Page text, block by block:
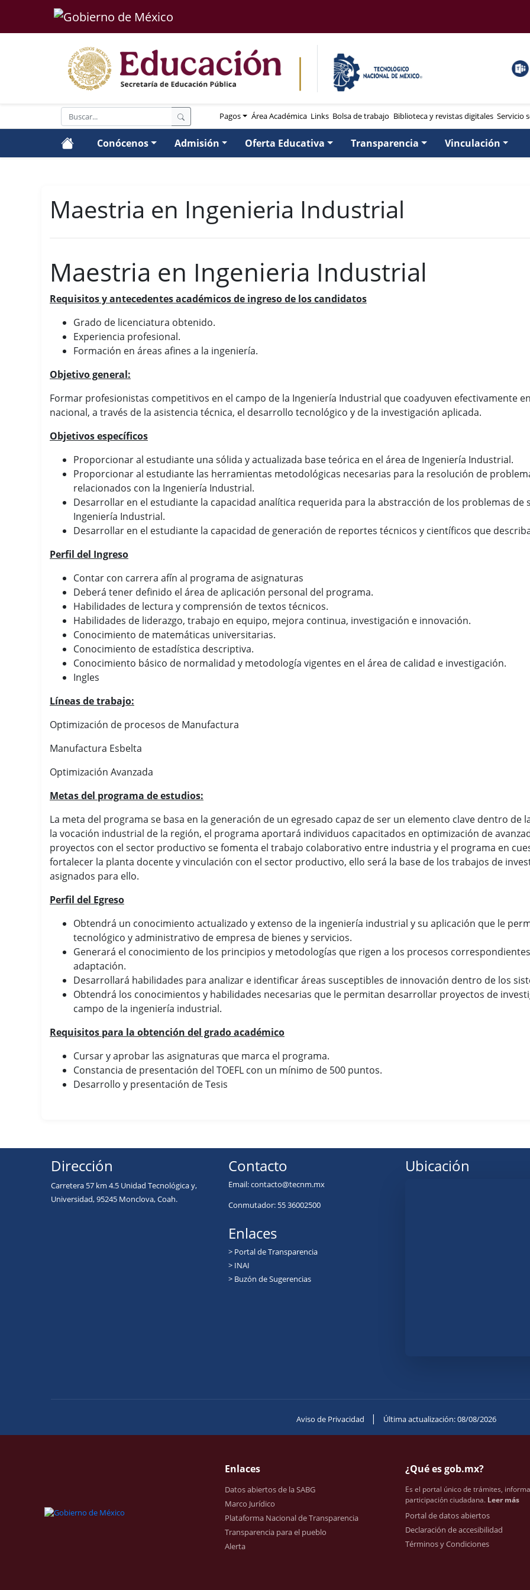
Pagos Área Académica Links Bolsa de trabajo Biblioteca y revistas digitales Servicio
Conócenos Admisión Oferta Educativa Transparencia Vinculación
Maestria en Ingenieria Industrial
Maestria en Ingenieria Industrial
Requisitos y antecedentes académicos de ingreso de los candidatos
Grado de licenciatura obtenido.
Experiencia profesional.
Formación en áreas afines a la ingeniería.
Objetivo general:
Formar profesionistas competitivos en el campo de la Ingeniería Industrial que coadyuven efectivamente
nacional, a través de la asistencia técnica, el desarrollo tecnológico y de la investigación aplicada.
Objetivos específicos
Proporcionar al estudiante una sólida y actualizada base teórica en el área de Ingeniería Industrial.
Proporcionar al estudiante las herramientas metodológicas necesarias para la resolución de
relacionados con la Ingeniería Industrial.
Desarrollar en el estudiante la capacidad analítica requerida para la abstracción de los problemas
Ingeniería Industrial.
Desarrollar en el estudiante la capacidad de generación de reportes técnicos y científicos que
Perfil del Ingreso
Contar con carrera afín al programa de asignaturas
Deberá tener definido el área de aplicación personal del programa.
Habilidades de lectura y comprensión de textos técnicos.
Habilidades de liderazgo, trabajo en equipo, mejora continua, investigación e innovación.
Conocimiento de matemáticas universitarias.
Conocimiento de estadística descriptiva.
Conocimiento básico de normalidad y metodología vigentes en el área de calidad e investigación.
Ingles
Líneas de trabajo:
Optimización de procesos de Manufactura
Manufactura Esbelta
Optimización Avanzada
Metas del programa de estudios:
La meta del programa se basa en la generación de un egresado capaz de ser un elemento clave dentro de
la vocación industrial de la región, el programa aportará individuos capacitados en optimización de
proyectos con el sector productivo se fomenta el trabajo colaborativo entre industria y el programa en
fortalecer la planta docente y vinculación con el sector productivo, ello será la base de los trabajos de
asignados para ello.
Perfil del Egreso
Obtendrá un conocimiento actualizado y extenso de la ingeniería industrial y su aplicación que le
tecnológico y administrativo de empresa de bienes y servicios.
Generará el conocimiento de los principios y metodologías que rigen a los procesos
adaptación.
Desarrollará habilidades para analizar e identificar áreas susceptibles de innovación dentro de los
Obtendrá los conocimientos y habilidades necesarias que le permitan desarrollar proyectos de
campo de la ingeniería industrial.
Requisitos para la obtención del grado académico
Cursar y aprobar las asignaturas que marca el programa.
Constancia de presentación del TOEFL con un mínimo de 500 puntos.
Desarrollo y presentación de Tesis
Dirección
Carretera 57 km 4.5 Unidad Tecnológica y,
Universidad, 95245 Monclova, Coah.
Contacto
Email:contacto@tecnm.mx
Conmutador: 55 36002500
Enlaces
> Portal de Transparencia
> INAI
> Buzón de Sugerencias
Ubicación
Aviso de Privacidad | Última actualización: 08/08/2026
Enlaces
Datos abiertos de la SABG
Marco Jurídico
Plataforma Nacional de Transparencia
Transparencia para el pueblo
Alerta
¿Qué es gob.mx?
Es el portal único de trámites,
participación ciudadana. Leer más
Portal de datos abiertos
Declaración de accesibilidad
Términos y Condiciones